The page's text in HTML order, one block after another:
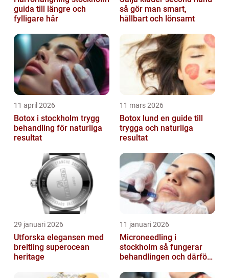
guida till längre och
fylligare hår
så gör man smart,
hållbart och lönsamt
11 april 2026
Botox i stockholm trygg
behandling för naturliga
resultat
11 mars 2026
Botox lund en guide till
trygga och naturliga
resultat
29 januari 2026
Utforska elegansen med
breitling superocean
heritage
11 januari 2026
Microneedling i
stockholm så fungerar
behandlingen och därför